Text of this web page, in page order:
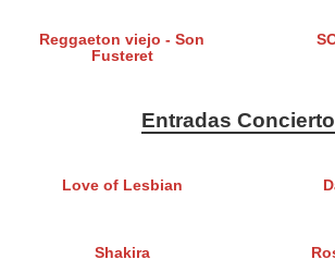
Reggaeton viejo - Son
Fusteret
Entradas
Love of Lesbian
Shakira